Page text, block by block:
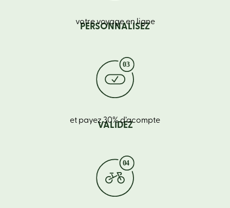
PERSONNALISEZ
votre voyage en ligne
VALIDEZ
et payez 30% d’acompte